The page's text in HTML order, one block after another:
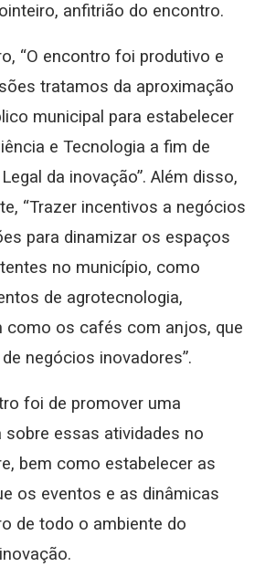
anfitrião do encontro.
“O encontro foi produtivo e
tratamos da aproximação
municipal para estabelecer
e Tecnologia a fim de
da inovação”. Além disso,
“Trazer incentivos a negócios
para dinamizar os espaços
no município, como
de agrotecnologia,
como os cafés com anjos, que
negócios inovadores”.
foi de promover uma
essas atividades no
bem como estabelecer as
os eventos e as dinâmicas
de todo o ambiente do